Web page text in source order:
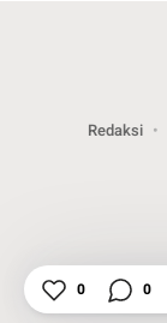
Redaksi
0 0